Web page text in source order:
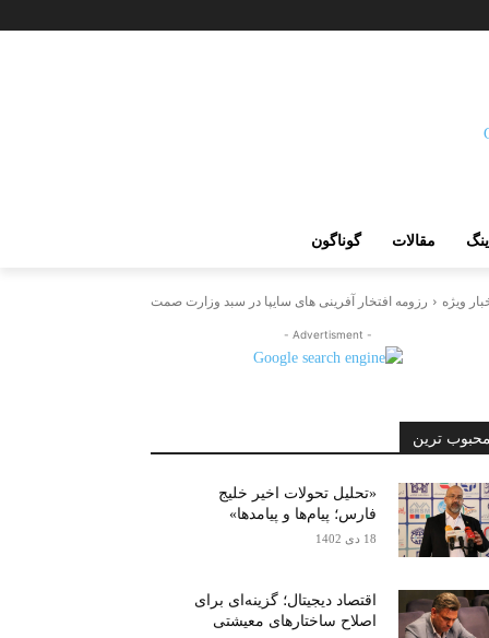
مقالات گوناگون
ویژه رزومه افتخار آفرینی های سایپا در سبد وزارت صمت
- Advertisment -
محبوب ترین
«تحلیل تحولات اخیر خلیج
فارس؛ پیام‌ها و پیامدها»
18 دی 1402
اقتصاد دیجیتال؛ گزینه‌ای برای
اصلاح ساختارهای معیشتی